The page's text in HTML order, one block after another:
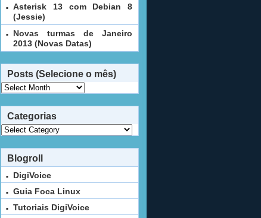
Asterisk 13 com Debian 8
(Jessie)
Novas turmas de Janeiro
2013 (Novas Datas)
Posts (Selecione o mês)
Posts
(Selecione
o
mês)
Categorias
Categorias
Blogroll
DigiVoice
Guia Foca Linux
Tutoriais DigiVoice